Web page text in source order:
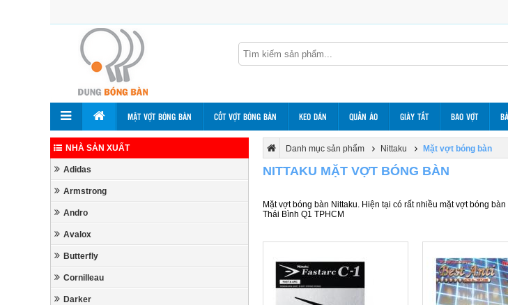
MẶT VỢT BÓNG BÀN CỐT VỢT BÓNG BÀN KEO DÁN QUẦN ÁO GIÀY TẤT BAO VỢT
NHÀ SẢN XUẤT
Adidas
Armstrong
Andro
Avalox
Butterfly
Cornilleau
Darker
Danh mục sản phẩm Nittaku Mặt vợt bóng bàn
NITTAKU MẶT VỢT BÓNG BÀN
Mặt vợt bóng bàn Nittaku. Hiện tại có rất nhiều mặt vợt bóng
Thái Bình Q1 TPHCM